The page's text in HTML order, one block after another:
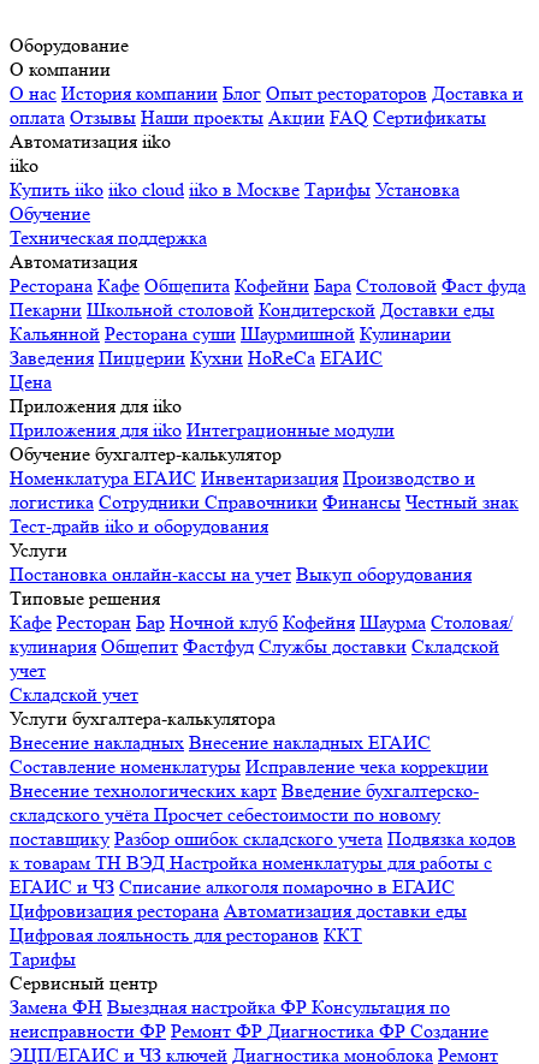
Оборудование
О компании
О нас История компании Блог Опыт рестораторов Доставка и
оплата Отзывы Наши проекты Акции FAQ Сертификаты
Автоматизация iiko
iiko
Купить iiko iiko cloud iiko в Москве Тарифы Установка
Обучение
Техническая поддержка
Автоматизация
Ресторана Кафе Общепита Кофейни Бара Столовой Фаст фуда
Пекарни Школьной столовой Кондитерской Доставки еды
Кальянной Ресторана суши Шаурмишной Кулинарии
Заведения Пиццерии Кухни HoReCa ЕГАИС
Цена
Приложения для iiko
Приложения для iiko Интеграционные модули
Обучение бухгалтер-калькулятор
Номенклатура ЕГАИС Инвентаризация Производство и
логистика Сотрудники Справочники Финансы Честный знак
Тест-драйв iiko и оборудования
Услуги
Постановка онлайн-кассы на учет Выкуп оборудования
Типовые решения
Кафе Ресторан Бар Ночной клуб Кофейня Шаурма Столовая/
кулинария Общепит Фастфуд Службы доставки Складской
учет
Складской учет
Услуги бухгалтера-калькулятора
Внесение накладных Внесение накладных ЕГАИС
Составление номенклатуры Исправление чека коррекции
Внесение технологических карт Введение бухгалтерско-
складского учёта Просчет себестоимости по новому
поставщику Разбор ошибок складского учета Подвязка кодов
к товарам ТН ВЭД Настройка номенклатуры для работы с
ЕГАИС и ЧЗ Списание алкоголя помарочно в ЕГАИС
Цифровизация ресторана Автоматизация доставки еды
Цифровая лояльность для ресторанов ККТ
Тарифы
Сервисный центр
Замена ФН Выездная настройка ФР Консультация по
неисправности ФР Ремонт ФР Диагностика ФР Создание
ЭЦП/ЕГАИС и ЧЗ ключей Диагностика моноблока Ремонт